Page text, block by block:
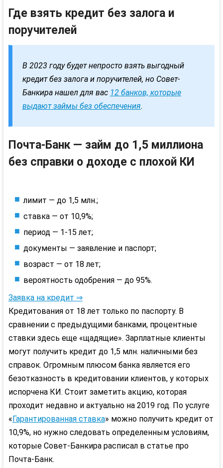
Где взять кредит без залога и
поручителей
В 2023 году будет непросто взять выгодный
кредит без залога и поручителей, но Совет-
Банкира нашел для вас 12 банков, которые
выдают займы без обеспечения.
Почта-Банк — займ до 1,5 миллиона
без справки о доходе с плохой КИ
лимит — до 1,5 млн.;
ставка — от 10,9%;
период — 1-15 лет;
документы — заявление и паспорт;
возраст — от 18 лет;
вероятность одобрения — до 95%.
Заявка на кредит ⇒
Кредитования от 18 лет только по паспорту. В
сравнении с предыдущими банками, процентные
ставки здесь еще «щадящие». Зарплатные клиенты
могут получить кредит до 1,5 млн. наличными без
справок. Огромным плюсом банка является его
безотказность в кредитовании клиентов, у которых
испорчена КИ. Стоит заметить акцию, которая
проходит недавно и актуально на 2019 год. По услуге
«Гарантированная ставка» можно получить кредит от
10,9%, но нужно следовать определенным условиям,
которые Совет-Банкира расписал в статье про
Почта-Банк.